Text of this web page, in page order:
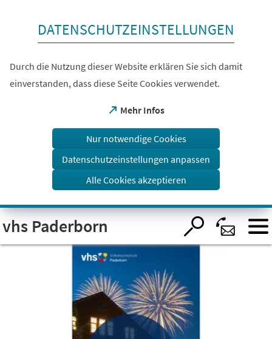
Visuelle
Assistenzsoftware
öffnen.
DATENSCHUTZEINSTELLUNGEN
Durch die Nutzung dieser Website erklären Sie sich damit
einverstanden, dass diese Seite Cookies verwendet.
Mehr Infos
(Öffnet
einem
Tab)
Nur notwendige Cookies
Datenschutzeinstellungen anpassen
Alle Cookies akzeptieren
vhs Paderborn